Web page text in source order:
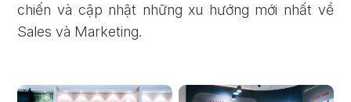
chiến và cập nhật những xu hướng mới nhất về
Sales và Marketing.